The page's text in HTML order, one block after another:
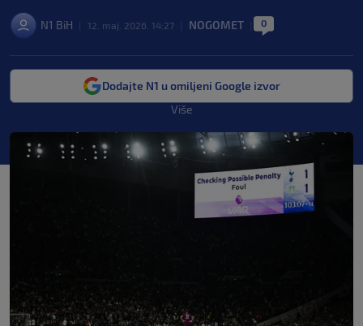
N1 BiH 12. maj. 2026. 14:27 NOGOMET 0
Dodajte N1 u omiljeni Google izvor
Više